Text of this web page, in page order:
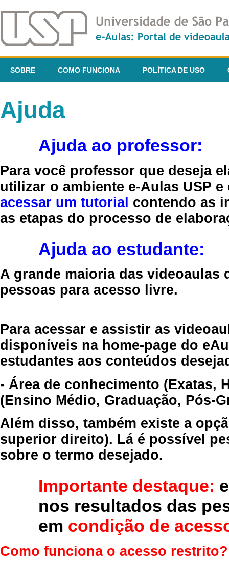
SOBRE COMO FUNCIONA POLÍTICA DE USO
Ajuda
Ajuda ao professor:
Para você professor que deseja
utilizar o ambiente e-Aulas USP
acessar um tutorial contendo as
as etapas do processo de
Ajuda ao estudante:
A grande maioria das videoaulas
pessoas para acesso livre.
Para acessar e assistir as
disponíveis na home-page do
estudantes aos conteúdos
- Área de conhecimento (Exatas,
(Ensino Médio, Graduação, Pós-
Além disso, também existe a
superior direito). Lá é possível
sobre o termo desejado.
Importante destaque:
nos resultados das
em condição de
Como funciona o acesso restrito?